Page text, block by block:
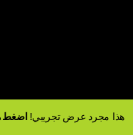
هذا مجرد عرض تجريبي! اضغط